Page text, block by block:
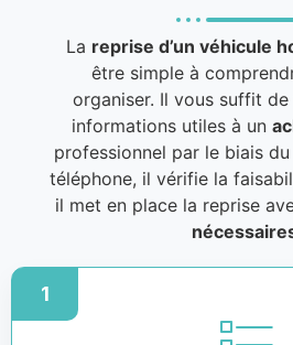
La reprise d’un véhicule
être simple à
organiser. Il vous suffit
informations utiles à un
professionnel par le biais
téléphone, il vérifie la
il met en place la reprise
1